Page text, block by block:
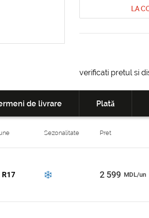
LA
verificati pretul si
de livrare Plată
Sezonalitate Pret
2 599 MDL/un